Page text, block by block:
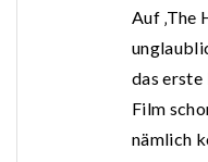
Auf ‚The
das erste
Film
nämlich